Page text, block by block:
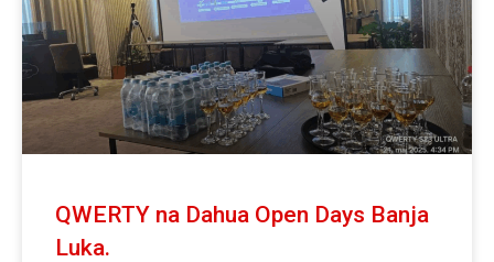
QWERTY na Dahua Open Days Banja
Luka.